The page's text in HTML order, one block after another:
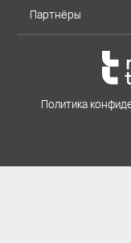
Партнёры
Политика